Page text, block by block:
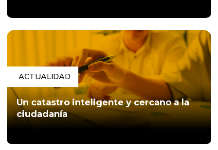
ACTUALIDAD
Un catastro inteligente y cercano a la
ciudadanía